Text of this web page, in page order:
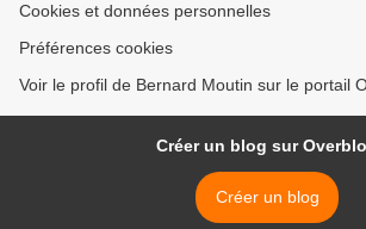
Cookies et données personnelles
Préférences cookies
Voir le profil de Bernard Moutin sur le portail
Créer un blog sur
Créer un blog